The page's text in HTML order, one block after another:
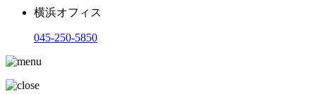
横浜オフィス
045-250-5850